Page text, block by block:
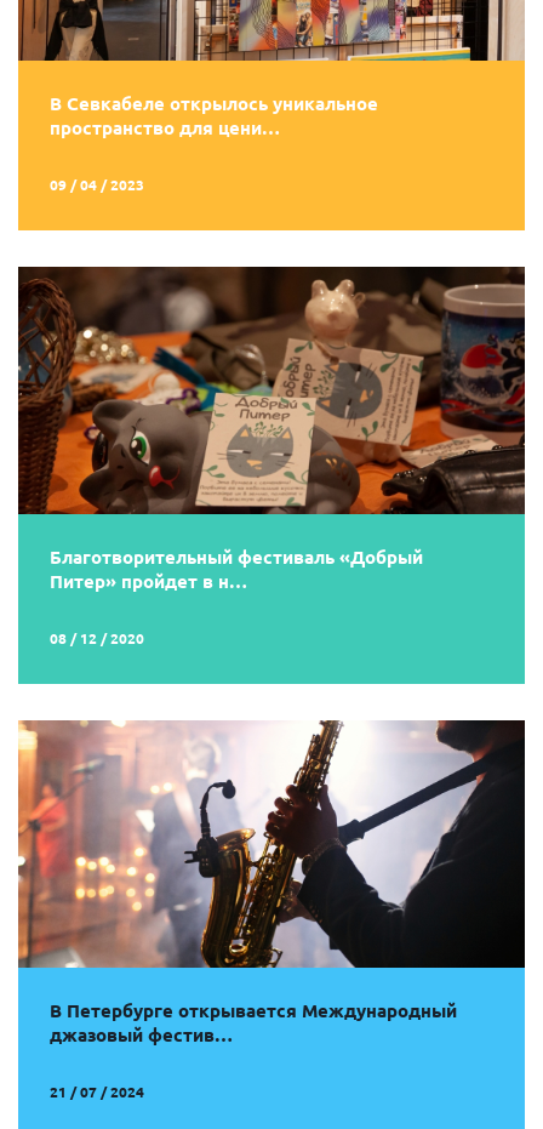
В Севкабеле открылось уникальное
пространство для цени…
09 / 04 / 2023
Благотворительный фестиваль «Добрый
Питер» пройдет в н…
08 / 12 / 2020
В Петербурге открывается Международный
джазовый фестив…
21 / 07 / 2024